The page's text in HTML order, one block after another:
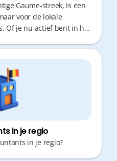
Gaume-streek, is een
voor de lokale
Of je nu actief bent in het
of verplaatsingen.
cijfers verwerkt, maar
advies verleent, is
in je regio
in je regio?